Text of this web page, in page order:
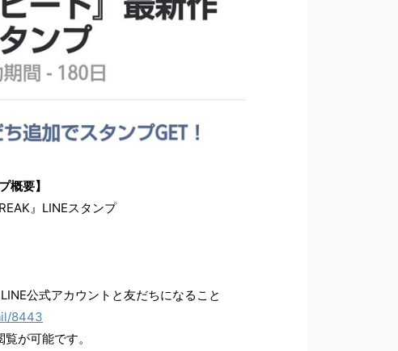
概要】
』LINEスタンプ
公式アカウントと友だちになること
8443
が可能です。